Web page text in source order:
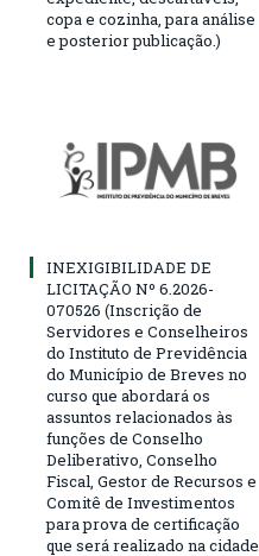
copa e cozinha, para análise
e posterior publicação.)
INEXIGIBILIDADE DE
LICITAÇÃO Nº 6.2026-
070526 (Inscrição de
Servidores e Conselheiros
do Instituto de Previdência
do Município de Breves no
curso que abordará os
assuntos relacionados às
funções de Conselho
Deliberativo, Conselho
Fiscal, Gestor de Recursos e
Comitê de Investimentos
para prova de certificação
que será realizado na cidade